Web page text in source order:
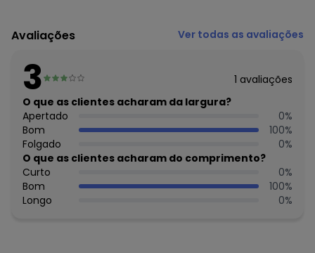
Modelagem: Slim
Comprimento da Manga: Longa
Decote Costas: Redondo
Fornecedor: MARISOL VESTUARIO S.A. / CNPJ
20.454.870/0015-4
Feito: Brasil
Cuidados para conservação do produto: NÃO ALVEJAR, NÃO
LAVAR A SECO, NÃO SECAR EM TAMBOR
Fechamento: Botão
Tecido: MALHA
Composição: ALGODÃO 100%
Histórico de preços
Avaliações Ver todas as avaliações
3 1 avaliações
O que as clientes acharam da largura?
Apertado
0%
Bom
100%
Folgado
0%
O que as clientes acharam do comprimento?
Curto
0%
Bom
100%
Longo
0%